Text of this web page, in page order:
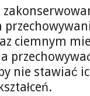
ciemnym
nie stawiać